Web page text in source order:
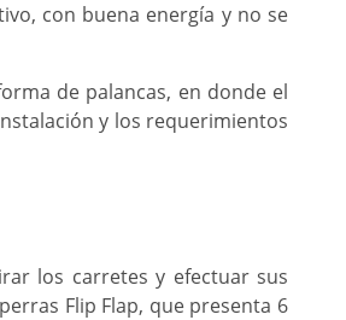
con buena energía y no se
de palancas, en donde el
y los requerimientos
los carretes y efectuar sus
Flip Flap, que presenta 6